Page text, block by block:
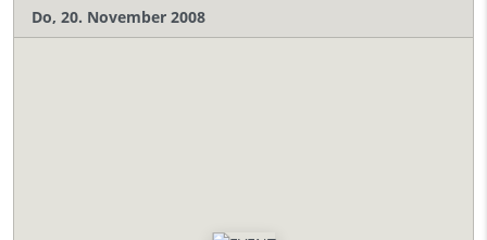
Do, 20. November 2008